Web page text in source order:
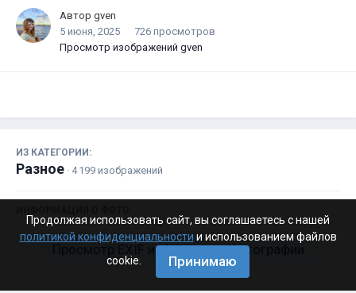
Автор gven
5 июня, 2025
726 просмотров
Просмотр изображений gven
ИЗ КАТЕГОРИИ:
Разное · 4 199 изображений
Просмотр EXIF информации фотографии
Продолжая использовать сайт, вы соглашаетесь с нашей
политикой конфиденциальности и использованием файлов
cookie.
Принимаю